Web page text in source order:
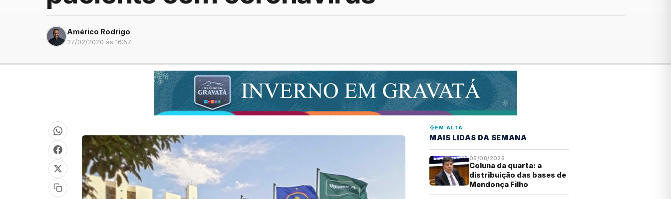
Américo Rodrigo
27/02/2020 às 16:57
EM ALTA
MAIS LIDAS DA SEMANA
05/08/2026
Coluna da quarta: a
distribuição das bases de
Mendonça Filho